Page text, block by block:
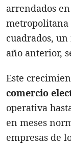
arrendados
metropolitana
cuadrados,
año anterior,
Este
comercio
operativa
en meses
empresas de